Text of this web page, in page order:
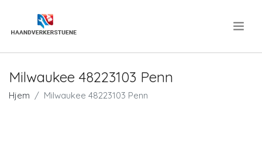
Milwaukee 48223103 Penn
Hjem Milwaukee 48223103 Penn